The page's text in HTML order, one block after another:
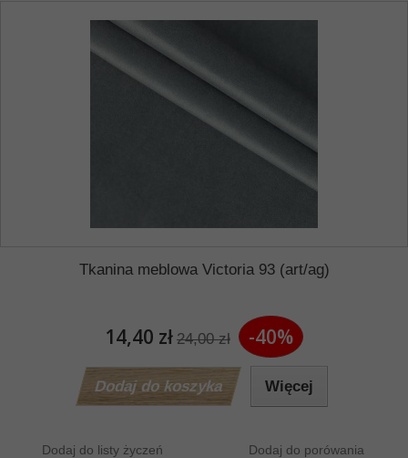
Tkanina meblowa Victoria 93 (art/ag)
14,40 zł 24,00 zł -40%
Dodaj do koszyka Więcej
Dodaj do listy życzeń Dodaj do porówania